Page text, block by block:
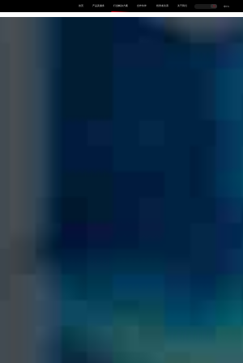
首页 产品及服务 行业解决方案 合作伙伴 投资者关系 关于我们 中EN